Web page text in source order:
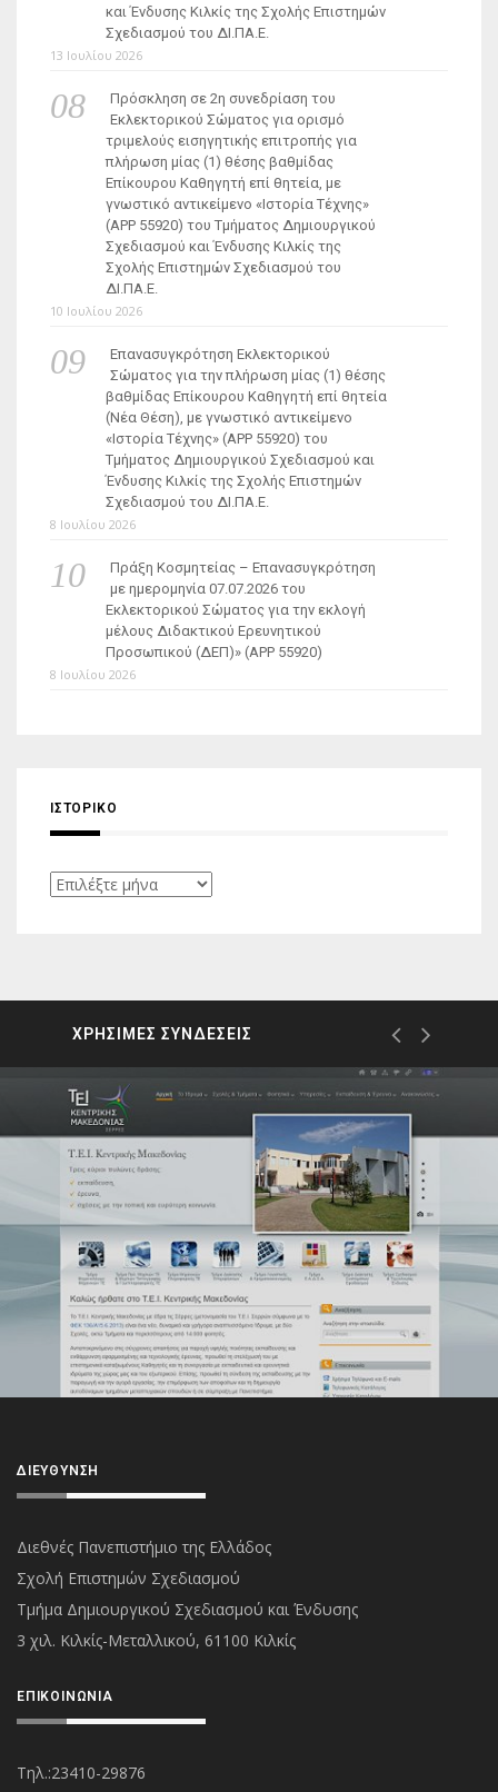
και Ένδυσης Κιλκίς της Σχολής Επιστημών
Σχεδιασμού του ΔΙ.ΠΑ.Ε.
13 Ιουλίου 2026
Πρόσκληση σε 2η συνεδρίαση του
Εκλεκτορικού Σώματος για ορισμό
τριμελούς εισηγητικής επιτροπής για
πλήρωση μίας (1) θέσης βαθμίδας
Επίκουρου Καθηγητή επί θητεία, με
γνωστικό αντικείμενο «Ιστορία Τέχνης»
(ΑΡΡ 55920) του Τμήματος Δημιουργικού
Σχεδιασμού και Ένδυσης Κιλκίς της
Σχολής Επιστημών Σχεδιασμού του
ΔΙ.ΠΑ.Ε.
10 Ιουλίου 2026
Επανασυγκρότηση Εκλεκτορικού
Σώματος για την πλήρωση μίας (1) θέσης
βαθμίδας Επίκουρου Καθηγητή επί θητεία
(Νέα Θέση), με γνωστικό αντικείμενο
«Ιστορία Τέχνης» (ΑΡΡ 55920) του
Τμήματος Δημιουργικού Σχεδιασμού και
Ένδυσης Κιλκίς της Σχολής Επιστημών
Σχεδιασμού του ΔΙ.ΠΑ.Ε.
8 Ιουλίου 2026
Πράξη Κοσμητείας – Επανασυγκρότηση
με ημερομηνία 07.07.2026 του
Εκλεκτορικού Σώματος για την εκλογή
μέλους Διδακτικού Ερευνητικού
Προσωπικού (ΔΕΠ)» (APP 55920)
8 Ιουλίου 2026
ΙΣΤΟΡΙΚΌ
Ιστορικό
ΧΡΗΣΙΜΕΣ ΣΥΝΔΕΣΕΙΣ
ΔΙΕΎΘΥΝΣΗ
Διεθνές Πανεπιστήμιο της Ελλάδος
Σχολή Επιστημών Σχεδιασμού
Τμήμα Δημιουργικού Σχεδιασμού και Ένδυσης
3 χιλ. Κιλκίς-Μεταλλικού, 61100 Κιλκίς
ΕΠΙΚΟΙΝΩΝΊΑ
Τηλ.:23410-29876